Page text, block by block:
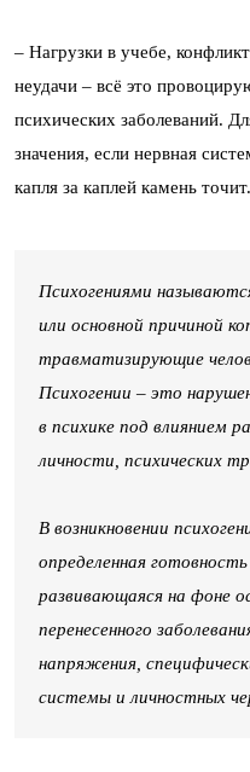
– Нагрузки в учебе,
неудачи – всё это
психических заболеваний.
значения, если нервная
капля за каплей камень
Психогениями
или основной причиной
травматизирующие
Психогении – это
в психике под влиянием
личности, психических
В возникновении
определенная
развивающаяся на фоне
перенесенного
напряжения,
системы и личностных